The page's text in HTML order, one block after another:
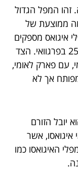
זהו המפל הגדול
ממוצעת של
איגואס מספקים
18% מהמים המתוקים בארגנטינה ו-25% בפרגוואי. הצד
עם פארק לאומי,
אך לא
יובל הזורם
אשר
על מפלי האיגואסו כמו